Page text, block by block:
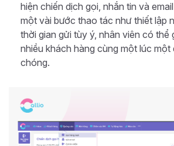
hiện chiến dịch gọi, nhắn tin và
một vài bước thao tác như thiết lập
thời gian gửi tùy ý, nhân viên có thể
nhiều khách hàng cùng một lúc một
chóng.